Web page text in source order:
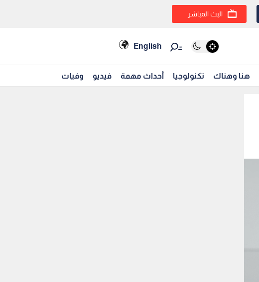
البث المباشر
English
هنا وهناك تكنولوجيا أحداث مهمة فيديو وفيات